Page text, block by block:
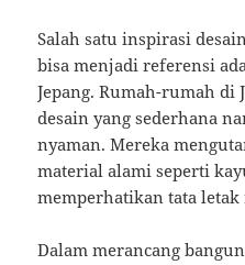
Salah satu inspirasi
bisa menjadi referensi
Jepang. Rumah-rumah di
desain yang sederhana
nyaman. Mereka
material alami seperti
memperhatikan tata
Dalam merancang